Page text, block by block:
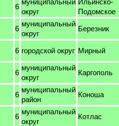
6
округ
Подомское
6
муниципальный
округ
Березник
6 городской округ Мирный
6
муниципальный
округ
Каргополь
6
муниципальный
район
Коноша
6
муниципальный
округ
Котлас